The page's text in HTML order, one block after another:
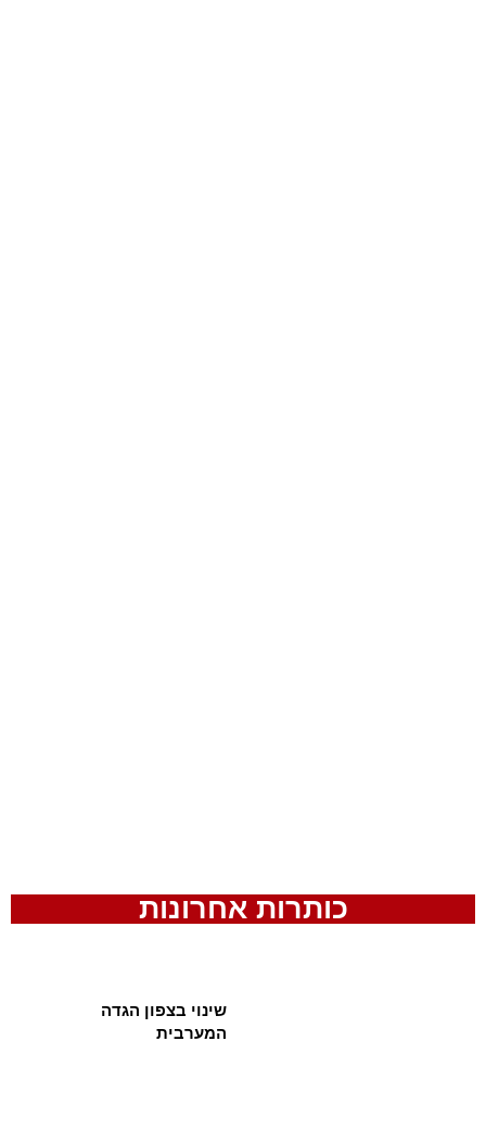
כותרות אחרונות
שינוי בצפון הגדה
המערבית